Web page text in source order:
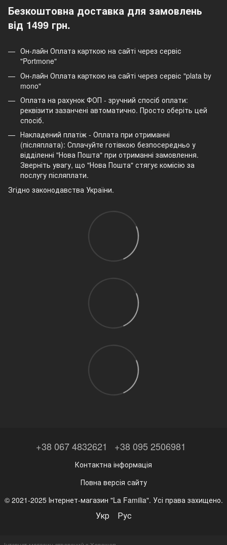
Безкоштовна доставка для замовлень
від 1499 грн.
Он-лайн Оплата карткою на сайті через сервіс
"Portmone"
Он-лайн Оплата карткою на сайті через сервіс "plata by
mono"
Оплата на рахунок ФОП - зручний спосіб оплати:
реквізити зазанчені автоматично. Просто оберіть цей
спосіб.
Накладений платіж - Оплата при отриманні
(післяплата): Сплачуйте готівкою безпосередньо у
відділенні "Нова Пошта" при отриманні замовлення.
Зверніть увагу, що "Нова Пошта" стягує комісію за
послугу післяплати.
Згідно законодавства України.
+38 067 4832621 +38 095 2506981
Контактна інформація
Повна версія сайту
© 2021-2025 Інтернет-магазин "La Familia". Усі права захищено.
Укр Рус